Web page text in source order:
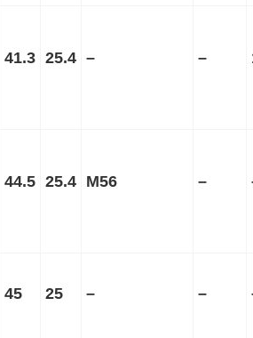
41.3 25.4 – –
44.5 25.4 M56 –
45 25 – –